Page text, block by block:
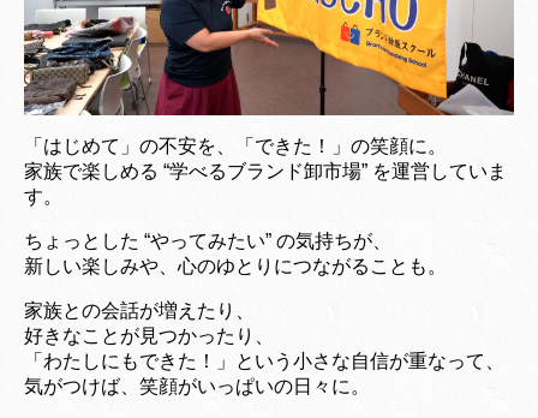
「はじめて」の不安を、「できた！」の笑顔に。
家族で楽しめる “学べるブランド卸市場” を運営していま
す。
ちょっとした “やってみたい” の気持ちが、
新しい楽しみや、心のゆとりにつながることも。
家族との会話が増えたり、
好きなことが見つかったり、
「わたしにもできた！」という小さな自信が重なって、
気がつけば、笑顔がいっぱいの日々に。